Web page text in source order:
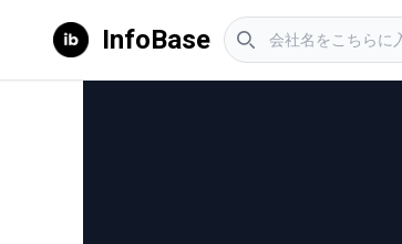
InfoBase